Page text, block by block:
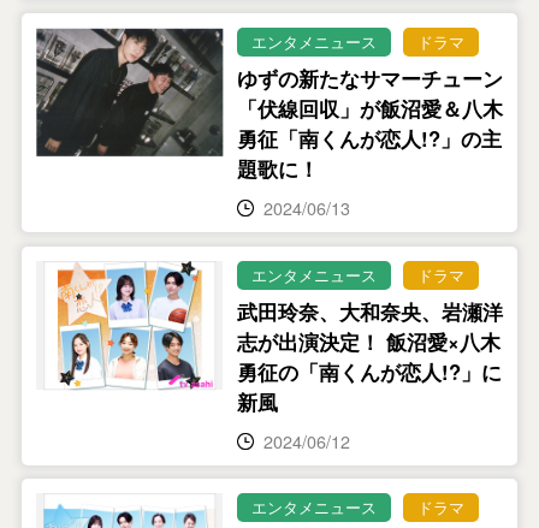
エンタメニュース ドラマ
ゆずの新たなサマーチューン
「伏線回収」が飯沼愛＆八木
勇征「南くんが恋⼈!?」の主
題歌に！
2024/06/13
エンタメニュース ドラマ
武田玲奈、大和奈央、岩瀬洋
志が出演決定！ 飯沼愛×八木
勇征の「南くんが恋人!?」に
新風
2024/06/12
エンタメニュース ドラマ